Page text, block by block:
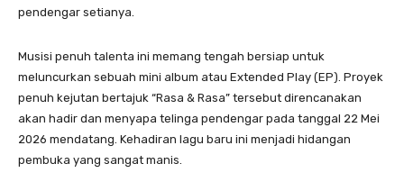
pendengar setianya.
​Musisi penuh talenta ini memang tengah bersiap untuk
meluncurkan sebuah mini album atau Extended Play (EP). Proyek
penuh kejutan bertajuk “Rasa & Rasa” tersebut direncanakan
akan hadir dan menyapa telinga pendengar pada tanggal 22 Mei
2026 mendatang. Kehadiran lagu baru ini menjadi hidangan
pembuka yang sangat manis.